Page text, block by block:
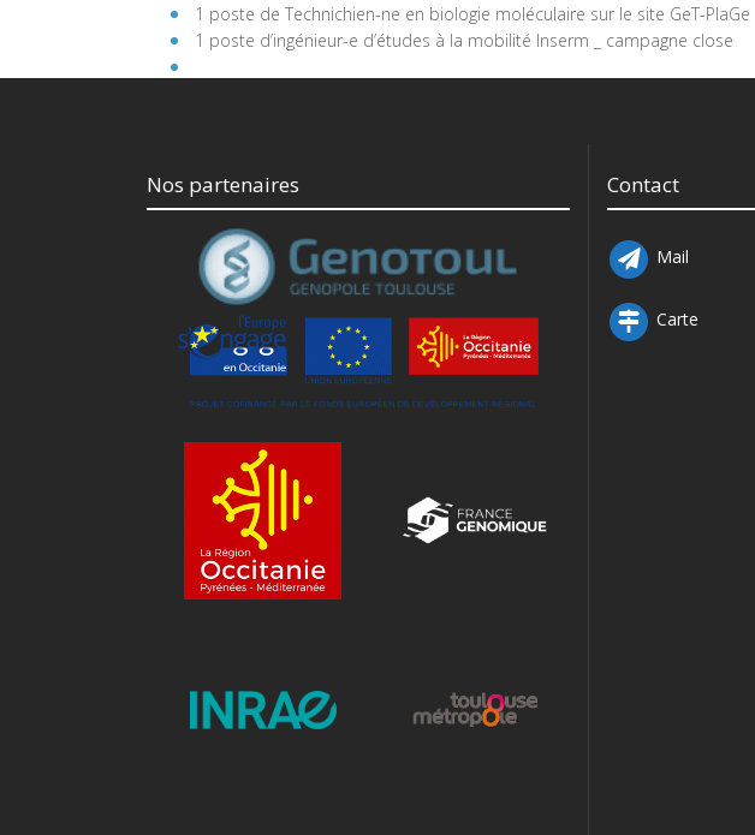
1 poste de Technichien-ne en biologie moléculaire sur le site GeT-PlaGe
1 poste d’ingénieur-e d’études à la mobilité Inserm _ campagne close
Nos partenaires Contact
Mail
Carte